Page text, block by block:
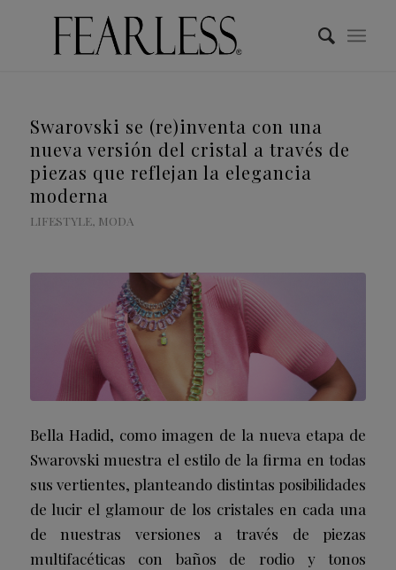
Swarovski se (re)inventa con una
nueva versión del cristal a través de
piezas que reflejan la elegancia
moderna
LIFESTYLE, MODA
Bella Hadid, como imagen de la nueva etapa de
Swarovski muestra el estilo de la firma en todas
sus vertientes, planteando distintas posibilidades
de lucir el glamour de los cristales en cada una
de nuestras versiones a través de piezas
multifacéticas con baños de rodio y tonos